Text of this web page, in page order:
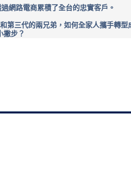
網路電商累積了全台的忠實客戶。
三代的兩兄弟，如何全家人攜手轉型
撇步？